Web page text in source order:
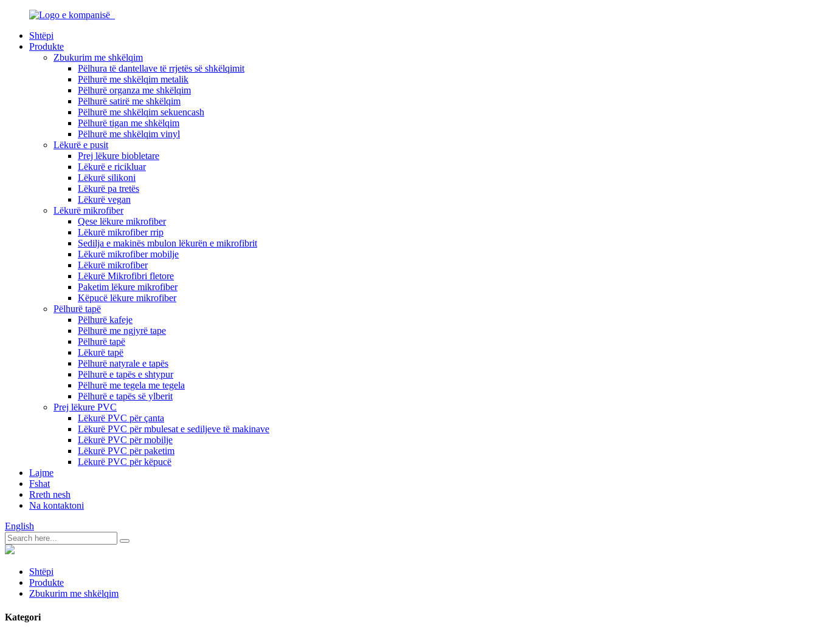
Shtëpi
Produkte
Zbukurim me shkëlqim
Pëlhura të dantellave të rrjetës së shkëlqimit
Pëlhurë me shkëlqim metalik
Pëlhurë organza me shkëlqim
Pëlhurë satirë me shkëlqim
Pëlhurë me shkëlqim sekuencash
Pëlhurë tigan me shkëlqim
Pëlhurë me shkëlqim vinyl
Lëkurë e pusit
Prej lëkure biobletare
Lëkurë e ricikluar
Lëkurë silikoni
Lëkurë pa tretës
Lëkurë vegan
Lëkurë mikrofiber
Qese lëkure mikrofiber
Lëkurë mikrofiber rrip
Sedilja e makinës mbulon lëkurën e mikrofibrit
Lëkurë mikrofiber mobilje
Lëkurë mikrofiber
Lëkurë Mikrofibri fletore
Paketim lëkure mikrofiber
Këpucë lëkure mikrofiber
Pëlhurë tapë
Pëlhurë kafeje
Pëlhurë me ngjyrë tape
Pëlhurë tapë
Lëkurë tapë
Pëlhurë natyrale e tapës
Pëlhurë e tapës e shtypur
Pëlhurë me tegela me tegela
Pëlhurë e tapës së ylberit
Prej lëkure PVC
Lëkurë PVC për çanta
Lëkurë PVC për mbulesat e sediljeve të makinave
Lëkurë PVC për mobilje
Lëkurë PVC për paketim
Lëkurë PVC për këpucë
Lajme
Fshat
Rreth nesh
Na kontaktoni
English
Shtëpi
Produkte
Zbukurim me shkëlqim
Kategori